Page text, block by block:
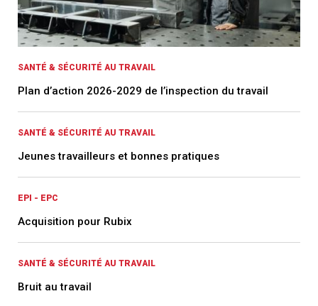
SANTÉ & SÉCURITÉ AU TRAVAIL
Plan d’action 2026-2029 de l’inspection du travail
SANTÉ & SÉCURITÉ AU TRAVAIL
Jeunes travailleurs et bonnes pratiques
EPI - EPC
Acquisition pour Rubix
SANTÉ & SÉCURITÉ AU TRAVAIL
Bruit au travail